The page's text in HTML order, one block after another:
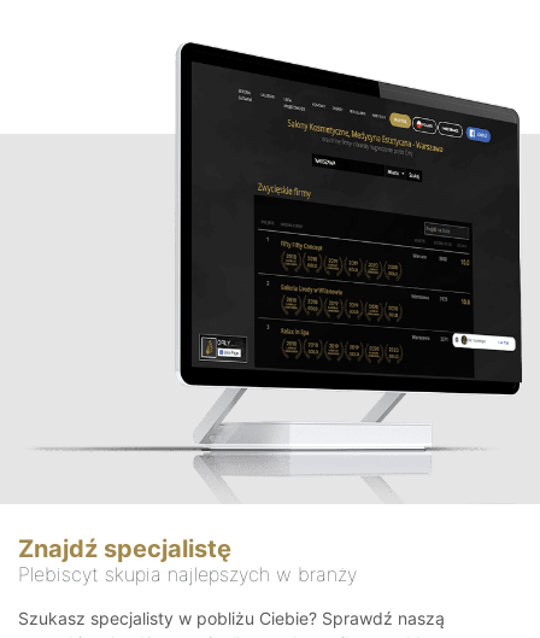
Znajdź specjalistę
Plebiscyt skupia najlepszych w branży
Szukasz specjalisty w pobliżu Ciebie? Sprawdź naszą